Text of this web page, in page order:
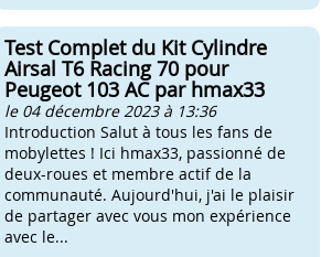
Test Complet du Kit Cylindre
Airsal T6 Racing 70 pour
Peugeot 103 AC par hmax33
le 04 décembre 2023 à 13:36
Introduction Salut à tous les fans de
mobylettes ! Ici hmax33, passionné de
deux-roues et membre actif de la
communauté. Aujourd'hui, j'ai le plaisir
de partager avec vous mon expérience
avec le...